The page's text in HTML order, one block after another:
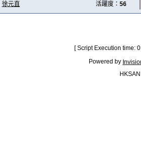
徐元直 活躍度： 56
[ Script Execution time:
Powered by